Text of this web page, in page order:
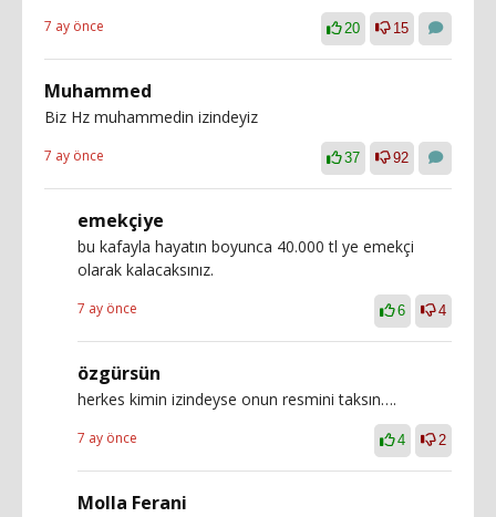
7 ay önce 20 15
Muhammed
Biz Hz muhammedin izindeyiz
7 ay önce 37 92
emekçiye
bu kafayla hayatın boyunca 40.000 tl ye emekçi
olarak kalacaksınız.
7 ay önce 6 4
özgürsün
herkes kimin izindeyse onun resmini taksın….
7 ay önce 4 2
Molla Ferani